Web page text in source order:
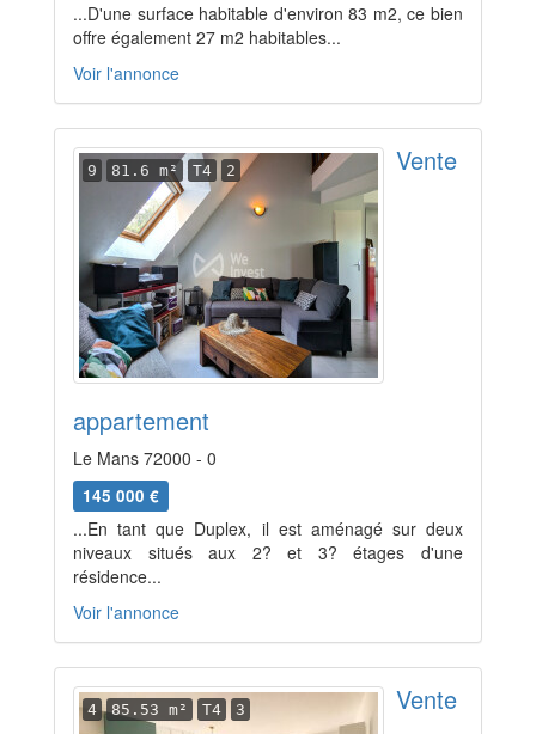
...D'une surface habitable d'environ 83 m2, ce bien
offre également 27 m2 habitables...
Voir l'annonce
9 81.6 m² T4 2 Vente
appartement
Le Mans 72000 - 0
145 000 €
...En tant que Duplex, il est aménagé sur deux
niveaux situés aux 2? et 3? étages d'une
résidence...
Voir l'annonce
4 85.53 m² T4 3 Vente